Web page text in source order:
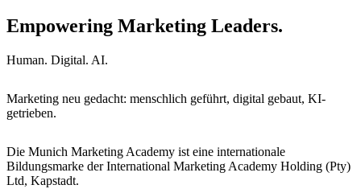
Empowering Marketing Leaders.
Human. Digital. AI.
Marketing neu gedacht: menschlich geführt, digital gebaut, KI-
getrieben.
Die Munich Marketing Academy ist eine internationale
Bildungsmarke der International Marketing Academy Holding (Pty)
Ltd, Kapstadt.